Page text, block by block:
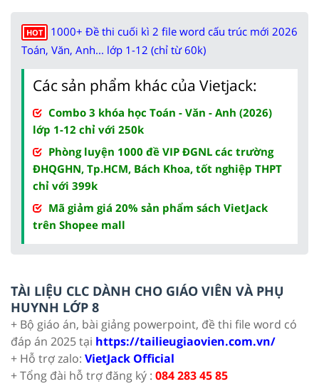
HOT
1000+ Đề thi cuối kì 2 file word cấu trúc mới 2026
Toán, Văn, Anh... lớp 1-12 (chỉ từ 60k)
Các sản phẩm khác của Vietjack:
Combo 3 khóa học Toán - Văn - Anh (2026)
lớp 1-12 chỉ với 250k
Phòng luyện 1000 đề VIP ĐGNL các trường
ĐHQGHN, Tp.HCM, Bách Khoa, tốt nghiệp THPT
chỉ với 399k
Mã giảm giá 20% sản phẩm sách VietJack
trên Shopee mall
TÀI LIỆU CLC DÀNH CHO GIÁO VIÊN VÀ PHỤ
HUYNH LỚP 8
+ Bộ giáo án, bài giảng powerpoint, đề thi file word có
đáp án 2025 tại https://tailieugiaovien.com.vn/
+ Hỗ trợ zalo: VietJack Official
+ Tổng đài hỗ trợ đăng ký : 084 283 45 85